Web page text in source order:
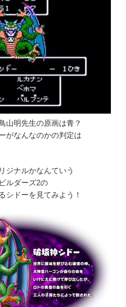
山明先生の原画は青？
がなんなのかの判定は
ジナルかなんていう
ルダーズ2の
シドーを見てみよう！